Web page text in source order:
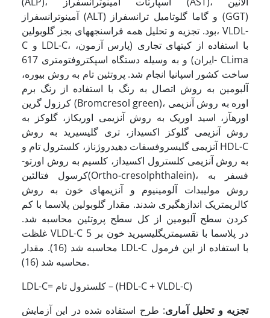
آمینوترانسفراز (ALT) و گاما گلوتامیل ترانسفراز (GGT)
بود. تجزیه و تحلیل همه فراسنجه­های بجز گلوبولین، VLDL-
C و LDL-C، با استفاده از کیت­های تجاری (پارس آزمون،
ایران) و به وسیله دستگاه اسپکتروفتومتری 617- CLima
ساخت کشور اسپانیا انجام شد. پروتئین تام به روش بیوره،
آلبومین به روش اتصال به رنگ با استفاده از رنگ برم
کرزول گرین (Bromcresol green)، اوره به روش آنزیمی
اوره­آز، اسید اوریک به روش آنزیمی اوریکاز، گلوکز به
روش آنزیمی گلوکز اکسیداز، تری گلیسیرید به روش
آنزیمی گلیسروفسفات دهیدروژناز، کلسترول تام و HDL-C
به روش آنزیمی کلسترول اکسیداز، کلسیم به روش اورتو-
کرسول فتالئین(Ortho-cresolphthalein)، فسفر به
روش مولیبدات آلومینیوم و آنزیمهای خون به روش
کالریمتریک اندازه­گیری شدند. مقدار گلوبولین پلاسما با کم
کردن سطح آلبومین از کل سطح پروتئین محاسبه شد.
غلظت VLDL-C در پلاسما با تقسیم­تری­گلیسیرید خون بر 5
محاسبه شد (16). مقدار LDL-C با استفاده از این فرمول
محاسبه شد (16).
LDL-C= کلسترول تام – (HDL-C + VLDL-C)
تجزیه و تحلیل آماری: طرح استفاده شده در این آزمایش